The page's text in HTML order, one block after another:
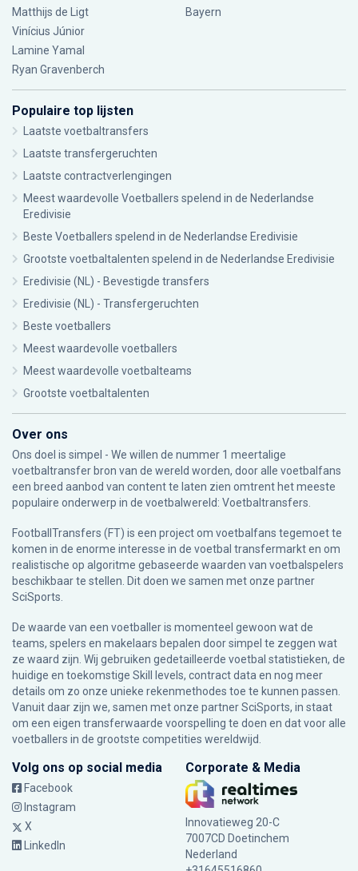
Matthijs de Ligt
Vinícius Júnior
Lamine Yamal
Ryan Gravenberch
Bayern
Populaire top lijsten
Laatste voetbaltransfers
Laatste transfergeruchten
Laatste contractverlengingen
Meest waardevolle Voetballers spelend in de Nederlandse
Eredivisie
Beste Voetballers spelend in de Nederlandse Eredivisie
Grootste voetbaltalenten spelend in de Nederlandse Eredivisie
Eredivisie (NL) - Bevestigde transfers
Eredivisie (NL) - Transfergeruchten
Beste voetballers
Meest waardevolle voetballers
Meest waardevolle voetbalteams
Grootste voetbaltalenten
Over ons
Ons doel is simpel - We willen de nummer 1 meertalige
voetbaltransfer bron van de wereld worden, door alle voetbalfans
een breed aanbod van content te laten zien omtrent het meeste
populaire onderwerp in de voetbalwereld: Voetbaltransfers.
FootballTransfers (FT) is een project om voetbalfans tegemoet te
komen in de enorme interesse in de voetbal transfermarkt en om
realistische op algoritme gebaseerde waarden van voetbalspelers
beschikbaar te stellen. Dit doen we samen met onze partner
SciSports
De waarde van een voetballer is momenteel gewoon wat de
teams, spelers en makelaars bepalen door simpel te zeggen wat
ze waard zijn. Wij gebruiken gedetailleerde voetbal statistieken, de
huidige en toekomstige Skill levels, contract data en nog meer
details om zo onze unieke rekenmethodes toe te kunnen passen.
Vanuit daar zijn we, samen met onze partner SciSports, in staat
om een eigen transferwaarde voorspelling te doen en dat voor alle
voetballers in de grootste competities wereldwijd.
Volg ons op social media
Facebook
Instagram
X
LinkedIn
Corporate & Media
Innovatieweg 20-C
7007CD Doetinchem
Nederland